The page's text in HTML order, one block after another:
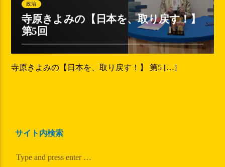
政治
寺原きよみの【日本を、取り戻す！】
第5回
寺原きよみの【日本を、取り戻す！】 第5 […]
サイト内検索